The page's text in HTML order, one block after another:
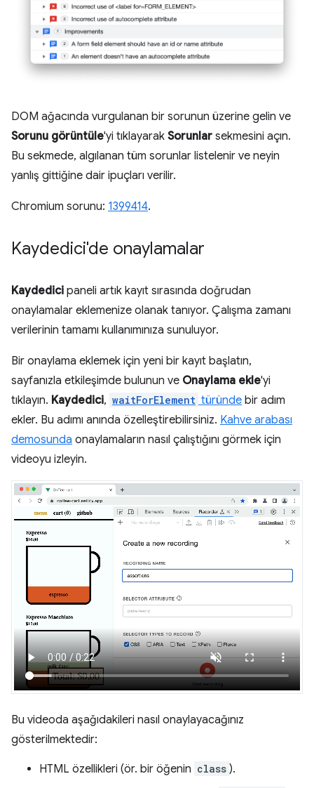
DOM ağacında vurgulanan bir sorunun üzerine gelin ve
Sorunu görüntüle'yi tıklayarak Sorunlar sekmesini açın.
Bu sekmede, algılanan tüm sorunlar listelenir ve neyin
yanlış gittiğine dair ipuçları verilir.
Chromium sorunu: 1399414.
Kaydedici'de onaylamalar
Kaydedici paneli artık kayıt sırasında doğrudan
onaylamalar eklemenize olanak tanıyor. Çalışma zamanı
verilerinin tamamı kullanımınıza sunuluyor.
Bir onaylama eklemek için yeni bir kayıt başlatın,
sayfanızla etkileşimde bulunun ve Onaylama ekle'yi
tıklayın. Kaydedici, waitForElement türünde bir adım
ekler. Bu adımı anında özelleştirebilirsiniz. Kahve arabası
demosunda onaylamaların nasıl çalıştığını görmek için
videoyu izleyin.
Bu videoda aşağıdakileri nasıl onaylayacağınız
gösterilmektedir:
HTML özellikleri (ör. bir öğenin class ).